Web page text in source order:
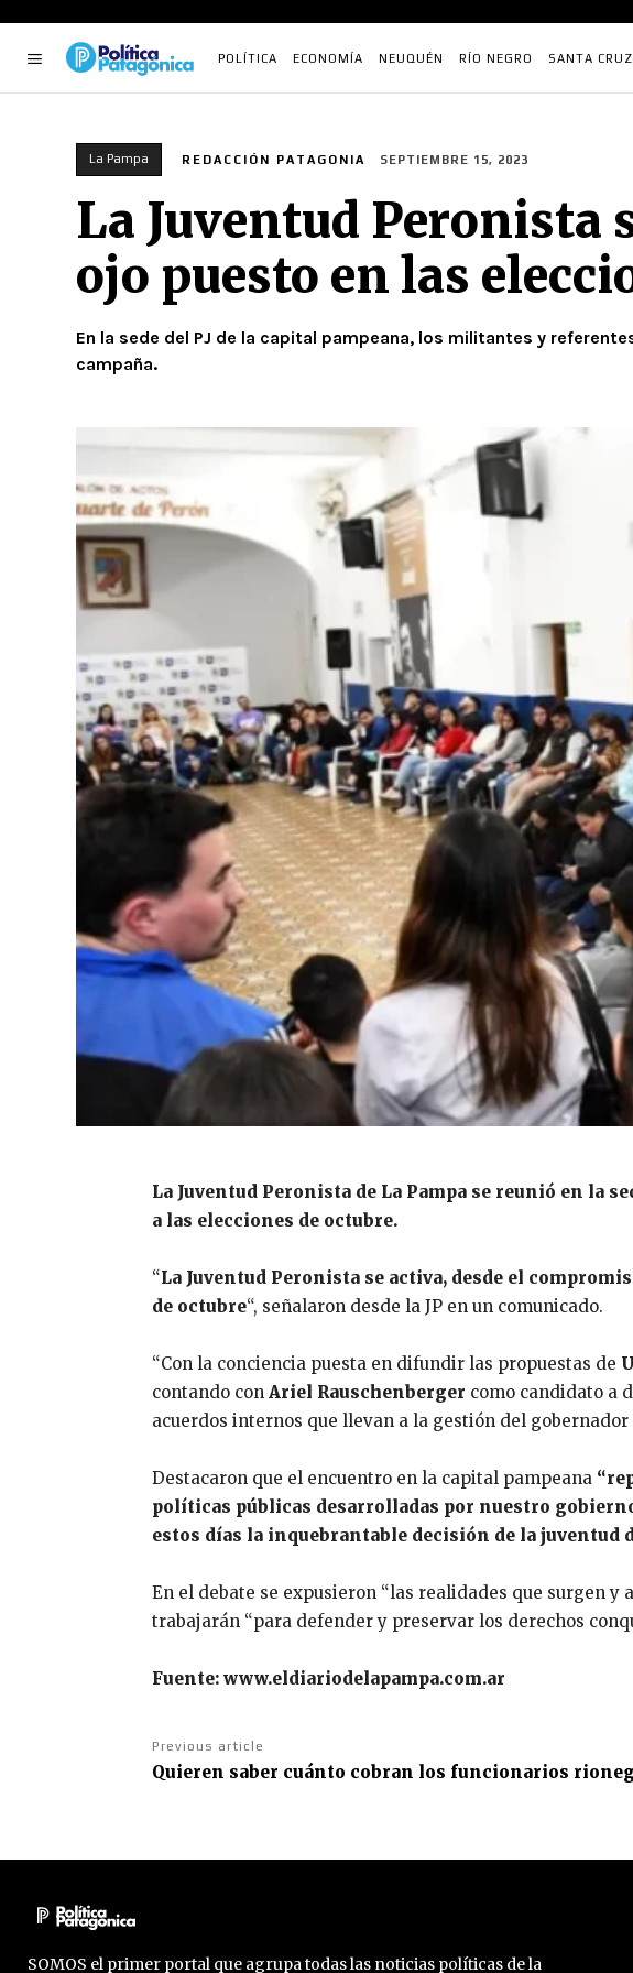
POLÍTICA ECONOMÍA NEUQUÉN RÍO NEGRO SANTA CRUZ
La Pampa REDACCIÓN PATAGONIA SEPTIEMBRE 15, 2023
La Juventud Peronista
ojo puesto en las
En la sede del PJ de la capital pampeana, los militantes y
campaña.
La Juventud Peronista de La Pampa se reunió en la
a las elecciones de octubre.
“La Juventud Peronista se activa, desde el
de octubre“, señalaron desde la JP en un comunicado.
“Con la conciencia puesta en difundir las propuestas de
contando con Ariel Rauschenberger como candidato a
acuerdos internos que llevan a la gestión del
Destacaron que el encuentro en la capital pampeana
políticas públicas desarrolladas por nuestro
estos días la inquebrantable decisión de la juventud
En el debate se expusieron “las realidades que surgen
trabajarán “para defender y preservar los derechos
Fuente: www.eldiariodelapampa.com.ar
Previous article
Quieren saber cuánto cobran los funcionarios
SOMOS el primer portal que agrupa todas las noticias políticas de la